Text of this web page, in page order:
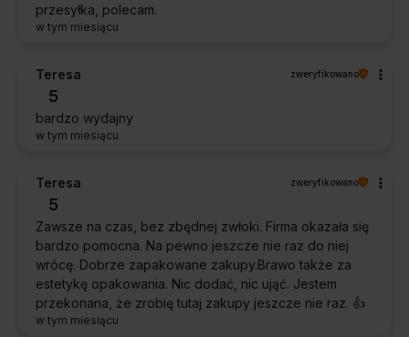
przesyłka, polecam.
w tym miesiącu
Teresa zweryfikowano
5
bardzo wydajny
w tym miesiącu
Teresa zweryfikowano
5
Zawsze na czas, bez zbędnej zwłoki. Firma okazała się
bardzo pomocna. Na pewno jeszcze nie raz do niej
wrócę. Dobrze zapakowane zakupy.Brawo także za
estetykę opakowania. Nic dodać, nic ująć. Jestem
przekonana, że zrobię tutaj zakupy jeszcze nie raz. 👍️
w tym miesiącu